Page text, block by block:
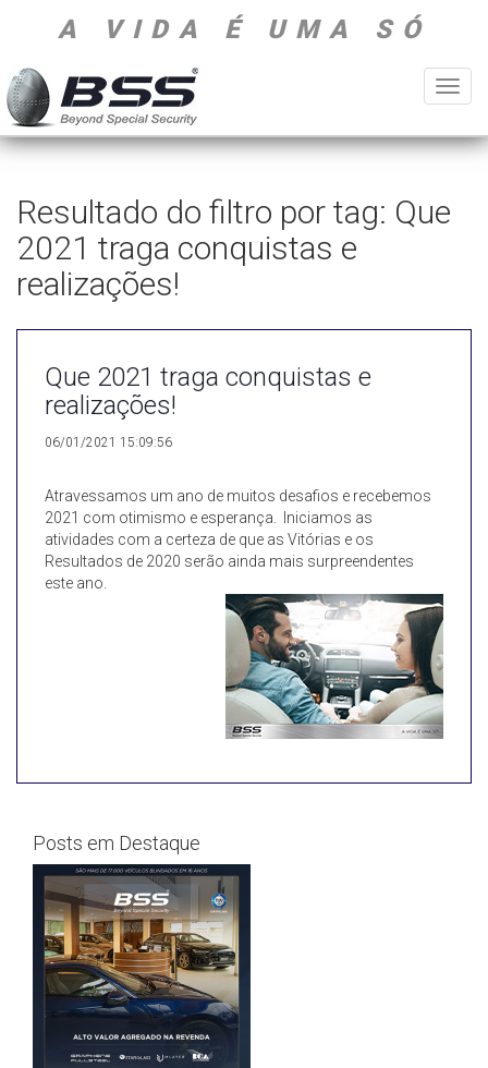
A VIDA É UMA SÓ
Resultado do filtro por tag: Que
2021 traga conquistas e
realizações!
Que 2021 traga conquistas e
realizações!
06/01/2021 15:09:56
Atravessamos um ano de muitos desafios e recebemos
2021 com otimismo e esperança. Iniciamos as
atividades com a certeza de que as Vitórias e os
Resultados de 2020 serão ainda mais surpreendentes
este ano.
Posts em Destaque